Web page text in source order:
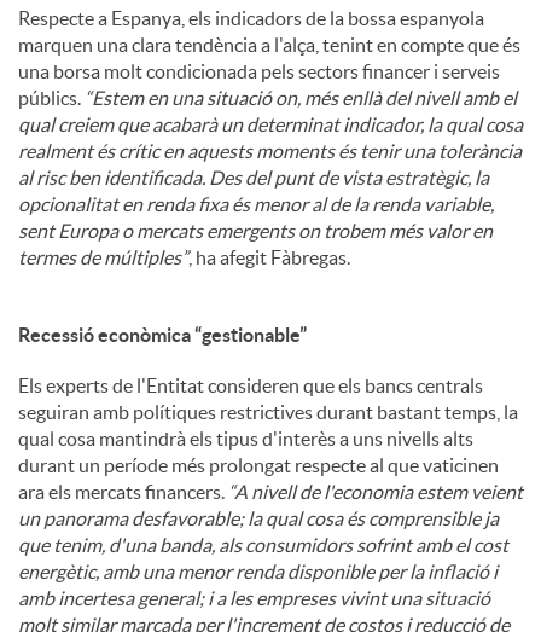
Respecte a Espanya, els indicadors de la bossa espanyola
marquen una clara tendència a l'alça, tenint en compte que és
una borsa molt condicionada pels sectors financer i serveis
públics. “Estem en una situació on, més enllà del nivell amb el
qual creiem que acabarà un determinat indicador, la qual cosa
realment és crític en aquests moments és tenir una tolerància
al risc ben identificada. Des del punt de vista estratègic, la
opcionalitat en renda fixa és menor al de la renda variable,
sent Europa o mercats emergents on trobem més valor en
termes de múltiples”, ha afegit Fàbregas.
Recessió econòmica “gestionable”
Els experts de l'Entitat consideren que els bancs centrals
seguiran amb polítiques restrictives durant bastant temps, la
qual cosa mantindrà els tipus d'interès a uns nivells alts
durant un període més prolongat respecte al que vaticinen
ara els mercats financers. “A nivell de l'economia estem veient
un panorama desfavorable; la qual cosa és comprensible ja
que tenim, d'una banda, als consumidors sofrint amb el cost
energètic, amb una menor renda disponible per la inflació i
amb incertesa general; i a les empreses vivint una situació
molt similar marcada per l'increment de costos i reducció de